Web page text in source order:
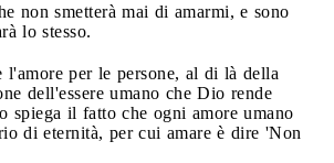
non smetterà mai di amarmi, e sono
lo stesso.
l'amore per le persone, al di là della
dell'essere umano che Dio rende
spiega il fatto che ogni amore umano
di eternità, per cui amare è dire 'Non